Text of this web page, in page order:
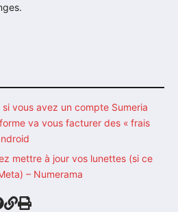
vous avez un compte Sumeria
va vous facturer des « frais
mettre à jour vos lunettes (si ce
– Numerama